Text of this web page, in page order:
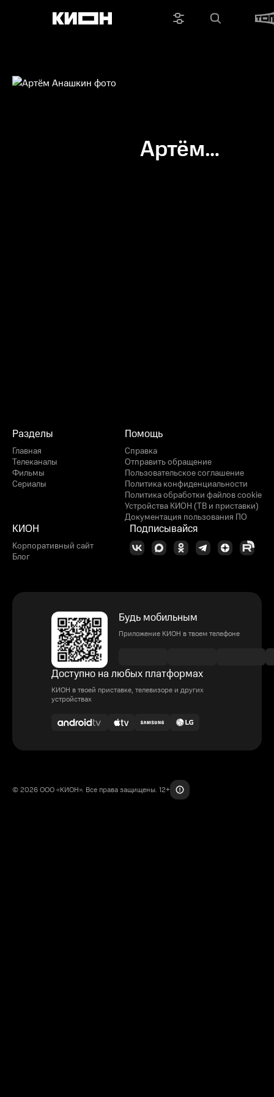
Артём
Разделы
Главная
Телеканалы
Фильмы
Сериалы
Помощь
Справка
Отправить обращение
Пользовательское соглашение
Политика конфиденциальности
Политика обработки файлов cookie
Устройства КИОН (ТВ и приставки)
Документация пользования ПО
КИОН
Корпоративный сайт
Блог
Подписывайся
Будь мобильным
Приложение КИОН в твоем телефоне
Доступно на любых платформах
КИОН в твоей приставке, телевизоре и других
устройствах
© 2026 ООО «КИОН». Все права защищены. 12+